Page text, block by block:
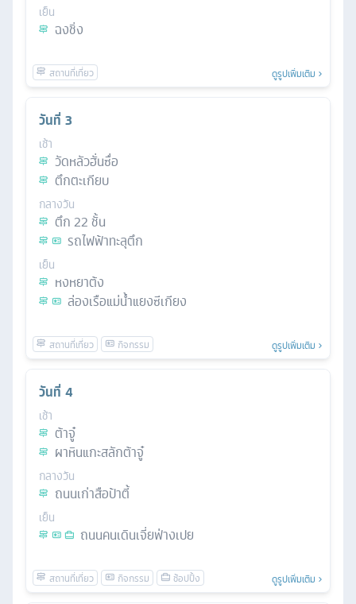
เย็น
ฉงชิ่ง
ดูรูปเพิ่มเติม
วันที่ 3
เช้า
วัดหลัวฮั่นซื่อ
ตึกตะเกียบ
กลางวัน
ตึก 22 ชั้น
รถไฟฟ้าทะลุตึก
เย็น
หงหยาต้ง
ล่องเรือแม่น้ำแยงซีเกียง
ดูรูปเพิ่มเติม
วันที่ 4
เช้า
ต้าจู๋
ผาหินแกะสลักต้าจู๋
กลางวัน
ถนนเก่าสือป้าตี้
เย็น
ถนนคนเดินเจี่ยฟ่างเปย
ดูรูปเพิ่มเติม